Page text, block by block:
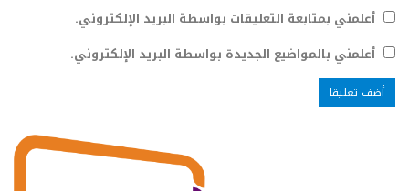
أعلمني بمتابعة التعليقات بواسطة البريد الإلكتروني.
أعلمني بالمواضيع الجديدة بواسطة البريد الإلكتروني.